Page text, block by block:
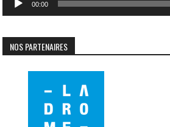
00:00
NOS PARTENAIRES